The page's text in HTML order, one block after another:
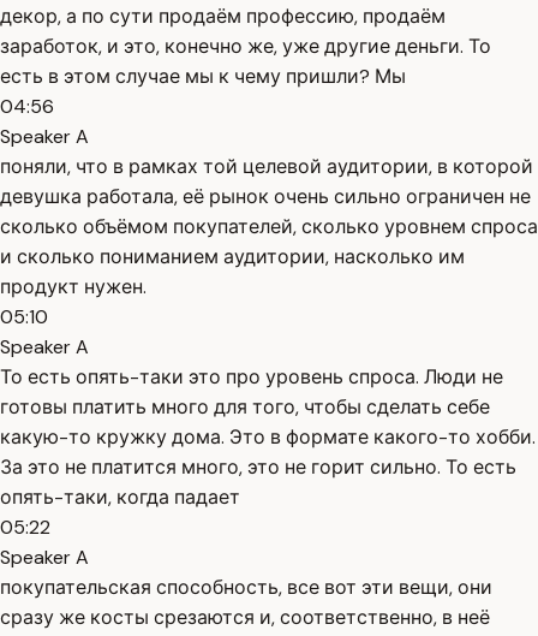
декор, а по сути продаём профессию, продаём
заработок, и это, конечно же, уже другие деньги. То
есть в этом случае мы к чему пришли? Мы
04:56
Speaker A
поняли, что в рамках той целевой аудитории, в которой
девушка работала, её рынок очень сильно ограничен не
сколько объёмом покупателей, сколько уровнем спроса
и сколько пониманием аудитории, насколько им
продукт нужен.
05:10
Speaker A
То есть опять-таки это про уровень спроса. Люди не
готовы платить много для того, чтобы сделать себе
какую-то кружку дома. Это в формате какого-то хобби.
За это не платится много, это не горит сильно. То есть
опять-таки, когда падает
05:22
Speaker A
покупательская способность, все вот эти вещи, они
сразу же косты срезаются и, соответственно, в неё